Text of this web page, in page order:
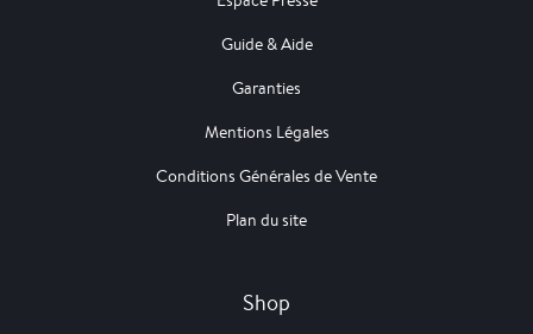
Guide & Aide
Garanties
Mentions Légales
Conditions Générales de Vente
Plan du site
Shop